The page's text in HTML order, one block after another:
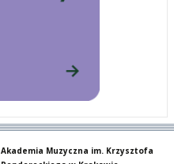
Akademia Muzyczna im. Krzysztofa